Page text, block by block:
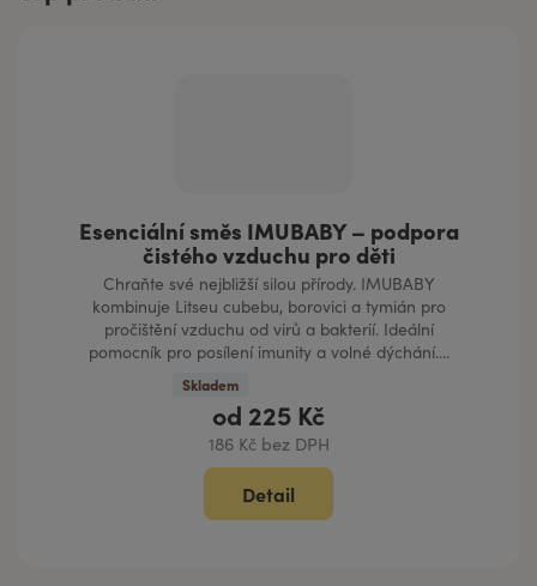
Esenciální směs IMUBABY – podpora
čistého vzduchu pro děti
Chraňte své nejbližší silou přírody. IMUBABY
kombinuje Litseu cubebu, borovici a tymián pro
pročištění vzduchu od virů a bakterií. Ideální
pomocník pro posílení imunity a volné dýchání....
Skladem
od 225 Kč
186 Kč bez DPH
Detail